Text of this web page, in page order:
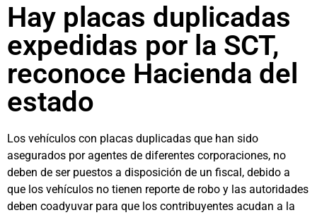
Hay placas duplicadas
expedidas por la SCT,
reconoce Hacienda del
estado
Los vehículos con placas duplicadas que han sido
asegurados por agentes de diferentes corporaciones, no
deben de ser puestos a disposición de un fiscal, debido a
que los vehículos no tienen reporte de robo y las autoridades
deben coadyuvar para que los contribuyentes acudan a la